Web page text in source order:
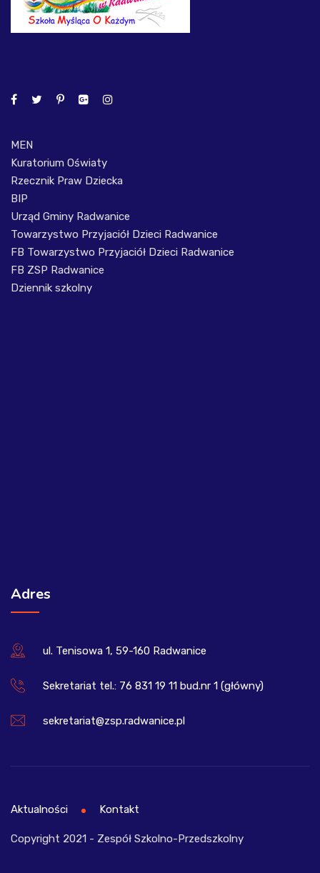
MEN
Kuratorium Oświaty
Rzecznik Praw Dziecka
BIP
Urząd Gminy Radwanice
Towarzystwo Przyjaciół Dzieci Radwanice
FB Towarzystwo Przyjaciół Dzieci Radwanice
FB ZSP Radwanice
Dziennik szkolny
Adres
ul. Tenisowa 1, 59-160 Radwanice
Sekretariat tel.: 76 831 19 11 bud.nr 1 (główny)
sekretariat@zsp.radwanice.pl
Copyright 2021 - Zespół Szkolno-Przedszkolny
Aktualności Kontakt